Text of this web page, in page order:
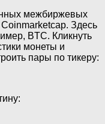
межбиржевых
Coinmarketcap. Здесь
BTC. Кликнуть
монеты и
пары по тикеру: